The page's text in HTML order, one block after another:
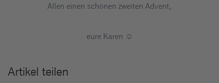
Allen einen schönen zweiten Advent,
eure Karen ☺
Artikel teilen